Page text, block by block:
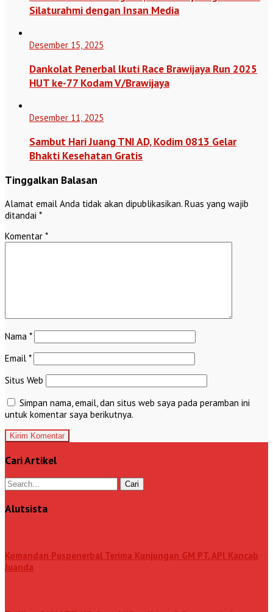
Silaturahmi dengan Insan Media
Desember 15, 2025
Dankolat Penerbal lkuti Race Brawijaya Run 2025
HUT ke-77 Kodam V/Brawijaya
Desember 11, 2025
Sambut Hari Juang TNI AD, Kodim 0813 Gelar
Bhakti Kesehatan Gratis
Tinggalkan Balasan
Alamat email Anda tidak akan dipublikasikan. Ruas yang wajib
ditandai *
Komentar *
Nama *
Email *
Situs Web
Simpan nama, email, dan situs web saya pada peramban ini
untuk komentar saya berikutnya.
Cari Artikel
Alutsista
Komandan Puspenerbal Terima Kunjungan GM PT. APl Kancab
Juanda